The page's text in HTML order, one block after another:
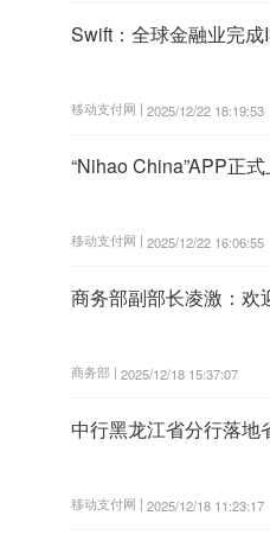
Swift：全球金融业完
移动支付网 | 2025/12/22 18:19:53
“Nihao China”APP正
移动支付网 | 2025/12/22 16:06:55
商务部副部长凌激：欢
商务部 | 2025/12/18 15:37:07
中行黑龙江省分行落地
移动支付网 | 2025/12/18 11:23:17